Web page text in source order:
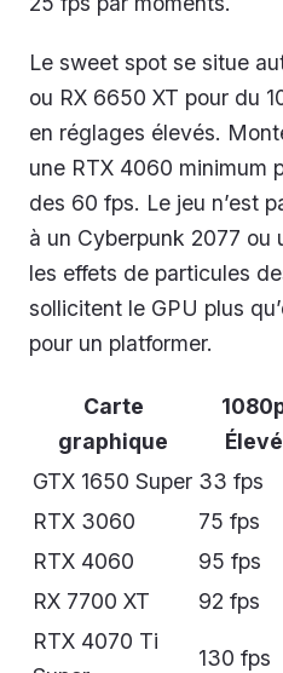
Le sweet spot se situe
ou RX 6650 XT pour du
en réglages élevés.
une RTX 4060 minimum
des 60 fps. Le jeu n’est
à un Cyberpunk 2077 ou
les effets de particules
sollicitent le GPU plus
pour un platformer.
Carte
graphique
Élevé
GTX 1650 Super 33 fps
RTX 3060
75 fps
RTX 4060
95 fps
RX 7700 XT
92 fps
RTX 4070 Ti
130 fps